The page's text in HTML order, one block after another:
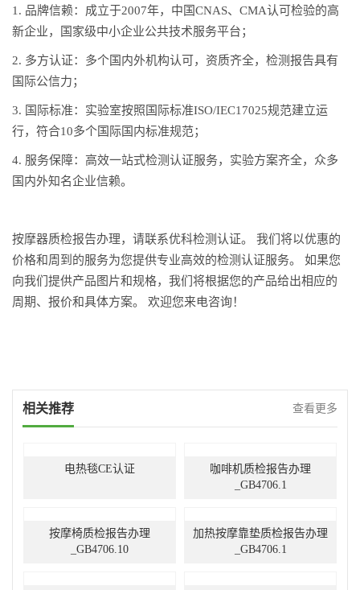
1. 品牌信赖：成立于2007年，中国CNAS、CMA认可检验的高
新企业，国家级中小企业公共技术服务平台；
2. 多方认证：多个国内外机构认可，资质齐全，检测报告具有
国际公信力；
3. 国际标准：实验室按照国际标准ISO/IEC17025规范建立运
行，符合10多个国际国内标准规范；
4. 服务保障：高效一站式检测认证服务，实验方案齐全，众多
国内外知名企业信赖。
按摩器质检报告办理，请联系优科检测认证。 我们将以优惠的
价格和周到的服务为您提供专业高效的检测认证服务。 如果您
向我们提供产品图片和规格，我们将根据您的产品给出相应的
周期、报价和具体方案。 欢迎您来电咨询！
相关推荐 查看更多
电热毯CE认证
咖啡机质检报告办理
_GB4706.1
按摩椅质检报告办理
_GB4706.10
加热按摩靠垫质检报告办理
_GB4706.1